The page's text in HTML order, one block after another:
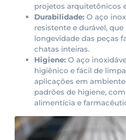
projetos arquitetônicos
Durabilidade: O aço
resistente e durável, que
longevidade das peças
chatas inteiras.
Higiene: O aço
higiênico e fácil de
aplicações em
padrões de higiene,
alimentícia e